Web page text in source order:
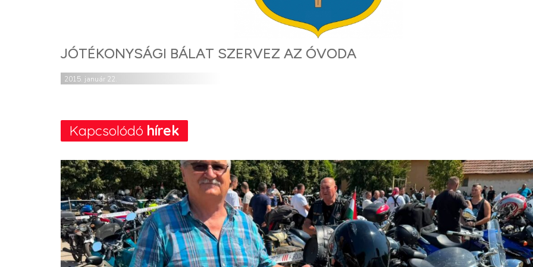
JÓTÉKONYSÁGI BÁLAT SZERVEZ AZ ÓVODA
2015. január 22.
Kapcsolódó hírek